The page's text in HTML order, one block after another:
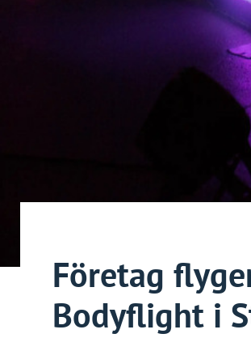
Företag
Bodyflight i